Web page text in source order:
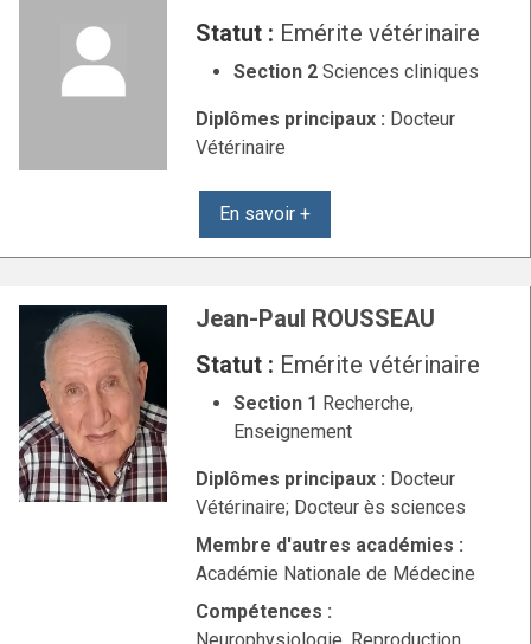
Statut : Emérite vétérinaire
Section 2Sciences cliniques
Diplômes principaux : Docteur
Vétérinaire
En savoir +
Jean-Paul ROUSSEAU
Statut : Emérite vétérinaire
Section 1 Recherche,
Enseignement
Diplômes principaux : Docteur
Vétérinaire; Docteur ès sciences
Membre d'autres académies :
Académie Nationale de Médecine
Compétences :